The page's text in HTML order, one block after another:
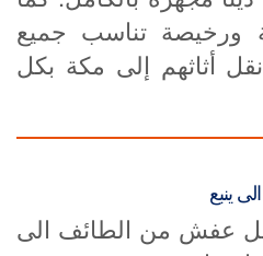
ورخيصة تناسب جميع
أثاثهم إلى مكة بكل
ينبع
عفش من الطائف الى